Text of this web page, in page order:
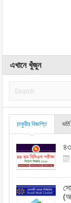
এখানে খুঁজুন
চাকুরীর বিজ্ঞপ্তি